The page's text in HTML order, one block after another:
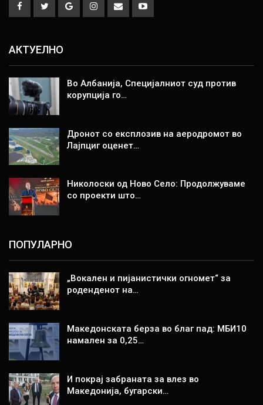
АКТУЕЛНО
Во Албанија, Специјалниот суд против
корупција го…
Дронот со експлозив на аеродромот во
Лајпциг оценет…
Николоски од Ново Село: Продолжуваме
со проекти што…
ПОПУЛАРНО
„Вокален и пијанистички огномет“ за
роденденот на…
Македонската берза во благ пад: МБИ10
намален за 0,25…
И покрај забраната за влез во
Македонија, бугарски…